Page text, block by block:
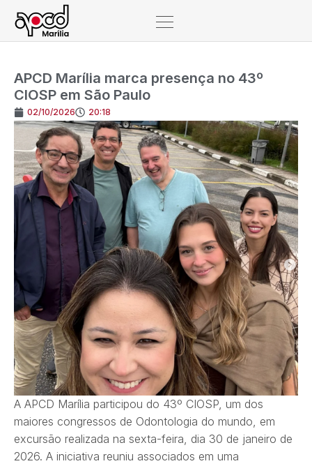
APCD Marília marca presença no 43º
CIOSP em São Paulo
02/10/2026 20:18
A APCD Marília participou do 43º CIOSP, um dos
maiores congressos de Odontologia do mundo, em
excursão realizada na sexta-feira, dia 30 de janeiro de
2026. A iniciativa reuniu associados em uma